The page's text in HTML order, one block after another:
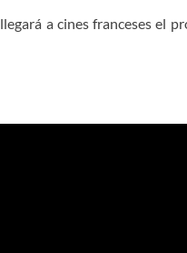
llegará a cines franceses el